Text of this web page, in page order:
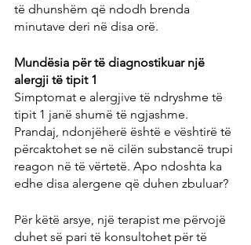
të dhunshëm që ndodh brenda
minutave deri në disa orë.
Mundësia për të diagnostikuar një
alergji të tipit 1
Simptomat e alergjive të ndryshme të
tipit 1 janë shumë të ngjashme.
Prandaj, ndonjëherë është e vështirë të
përcaktohet se në cilën substancë trupi
reagon në të vërtetë. Apo ndoshta ka
edhe disa alergene që duhen zbuluar?
Për këtë arsye, një terapist me përvojë
duhet së pari të konsultohet për të